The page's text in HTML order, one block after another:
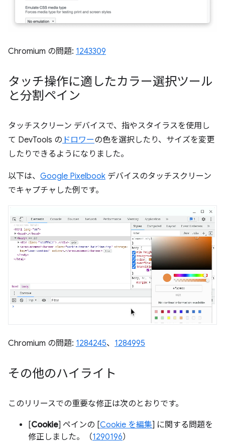
Chromium の問題: 1243309
タッチ操作に適したカラー選択ツール
と分割ペイン
タッチスクリーン デバイスで、指やスタイラスを使用し
て DevTools の ドロワーの色を選択したり、サイズを変更
したりできるようになりました。
以下は、 Google Pixelbook デバイスのタッチスクリーン
でキャプチャした例です。
Chromium の問題: 1284245、 1284995
その他のハイライト
このリリースでの重要な修正は次のとおりです。
[Cookie] ペインの [Cookie を編集] に関する問題を
修正しました。（1290196）